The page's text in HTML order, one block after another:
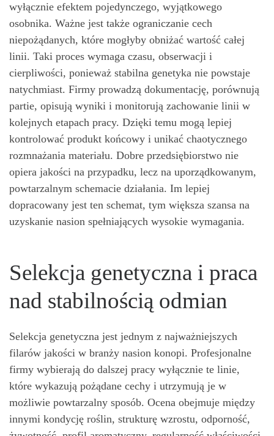
wyłącznie efektem pojedynczego, wyjątkowego
osobnika. Ważne jest także ograniczanie cech
niepożądanych, które mogłyby obniżać wartość całej
linii. Taki proces wymaga czasu, obserwacji i
cierpliwości, ponieważ stabilna genetyka nie powstaje
natychmiast. Firmy prowadzą dokumentację, porównują
partie, opisują wyniki i monitorują zachowanie linii w
kolejnych etapach pracy. Dzięki temu mogą lepiej
kontrolować produkt końcowy i unikać chaotycznego
rozmnażania materiału. Dobre przedsiębiorstwo nie
opiera jakości na przypadku, lecz na uporządkowanym,
powtarzalnym schemacie działania. Im lepiej
dopracowany jest ten schemat, tym większa szansa na
uzyskanie nasion spełniających wysokie wymagania.
Selekcja genetyczna i praca
nad stabilnością odmian
Selekcja genetyczna jest jednym z najważniejszych
filarów jakości w branży nasion konopi. Profesjonalne
firmy wybierają do dalszej pracy wyłącznie te linie,
które wykazują pożądane cechy i utrzymują je w
możliwie powtarzalny sposób. Ocena obejmuje między
innymi kondycję roślin, strukturę wzrostu, odporność,